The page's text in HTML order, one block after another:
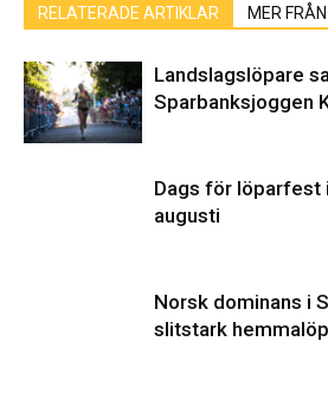
RELATERADE ARTIKLAR MER
Landslagslöpare
Sparbanksjoggen
Dags för löparfest
augusti
Norsk dominans i
slitstark